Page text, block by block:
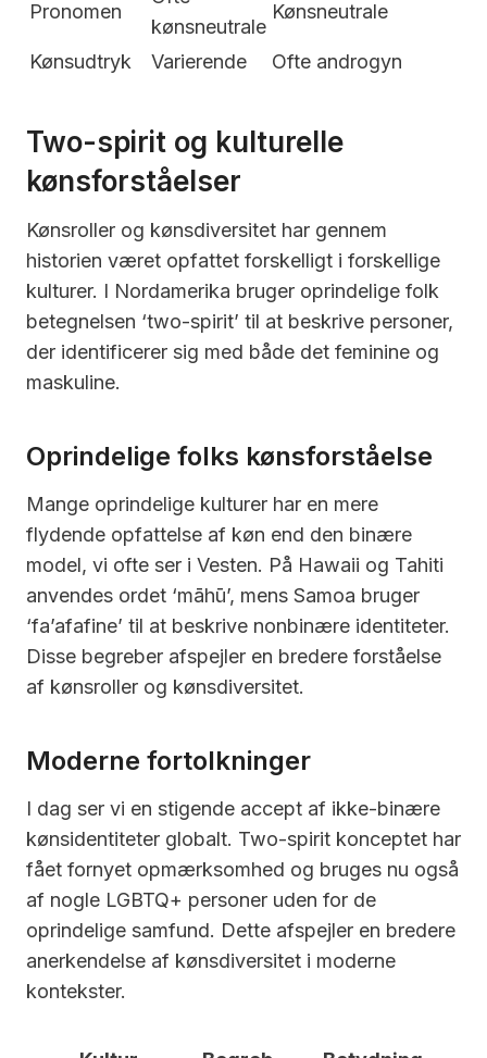
Pronomen
kønsneutrale
Kønsneutrale
Kønsudtryk Varierende Ofte androgyn
Two-spirit og kulturelle
kønsforståelser
Kønsroller og kønsdiversitet har gennem
historien været opfattet forskelligt i forskellige
kulturer. I Nordamerika bruger oprindelige folk
betegnelsen ‘two-spirit’ til at beskrive personer,
der identificerer sig med både det feminine og
maskuline.
Oprindelige folks kønsforståelse
Mange oprindelige kulturer har en mere
flydende opfattelse af køn end den binære
model, vi ofte ser i Vesten. På Hawaii og Tahiti
anvendes ordet ‘māhū’, mens Samoa bruger
‘fa’afafine’ til at beskrive nonbinære identiteter.
Disse begreber afspejler en bredere forståelse
af kønsroller og kønsdiversitet.
Moderne fortolkninger
I dag ser vi en stigende accept af ikke-binære
kønsidentiteter globalt. Two-spirit konceptet har
fået fornyet opmærksomhed og bruges nu også
af nogle LGBTQ+ personer uden for de
oprindelige samfund. Dette afspejler en bredere
anerkendelse af kønsdiversitet i moderne
kontekster.